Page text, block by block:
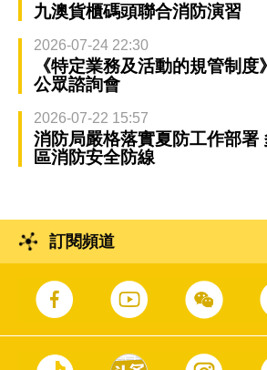
九澳貨櫃碼頭聯合消防演習
2026-07-24 22:30
《特定業務及活動的規管制
公眾諮詢會
2026-07-22 15:57
消防局嚴格落實夏防工作部署
區消防安全防線
訂閱頻道